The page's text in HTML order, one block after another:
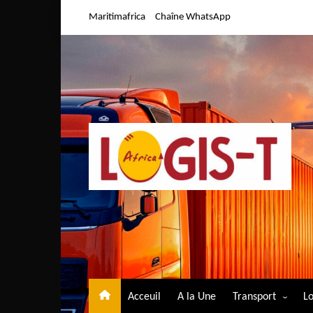
Maritimafrica Chaîne WhatsApp
Acceuil A la Une Transport